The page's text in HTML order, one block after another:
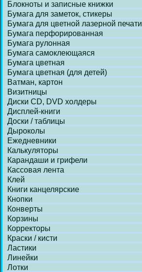
Блокноты и записные книжки
Бумага для заметок, стикеры
Бумага для цветной лазерной печати
Бумага перфорирoванная
Бумага рулонная
Бумага самоклеющаяся
Бумага цветная
Бумага цветная (для детей)
Ватман, картон
Визитницы
Диски СD, DVD холдеры
Дисплей-книги
Доски / таблицы
Дыроколы
Ежедневники
Калькуляторы
Карандаши и грифели
Кассовая лента
Клей
Книги канцелярские
Кнопки
Конверты
Корзины
Корректоры
Краски / кисти
Ластики
Линейки
Лотки